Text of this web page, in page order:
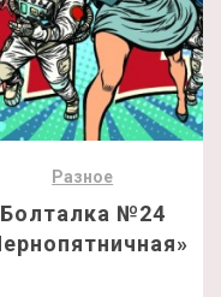
Разное
Болталка №24